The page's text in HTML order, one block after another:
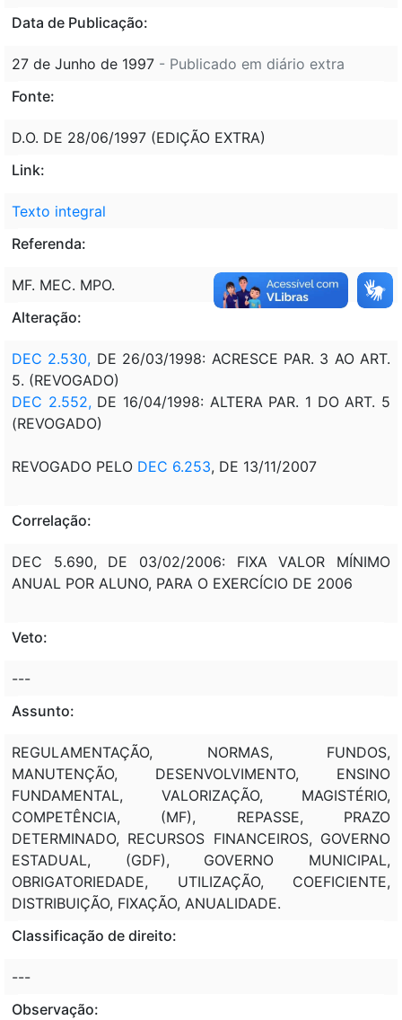
Data de Publicação:
27 de Junho de 1997 - Publicado em diário extra
Fonte:
D.O. DE 28/06/1997 (EDIÇÃO EXTRA)
Link:
Texto integral
Referenda:
MF. MEC. MPO.
Alteração:
DEC 2.530, DE 26/03/1998: ACRESCE PAR. 3 AO ART.
5. (REVOGADO)
DEC 2.552, DE 16/04/1998: ALTERA PAR. 1 DO ART. 5
(REVOGADO)
REVOGADO PELO DEC 6.253, DE 13/11/2007
Correlação:
DEC 5.690, DE 03/02/2006: FIXA VALOR MÍNIMO
ANUAL POR ALUNO, PARA O EXERCÍCIO DE 2006
Veto:
---
Assunto:
REGULAMENTAÇÃO, NORMAS, FUNDOS,
MANUTENÇÃO, DESENVOLVIMENTO, ENSINO
FUNDAMENTAL, VALORIZAÇÃO, MAGISTÉRIO,
COMPETÊNCIA, (MF), REPASSE, PRAZO
DETERMINADO, RECURSOS FINANCEIROS, GOVERNO
ESTADUAL, (GDF), GOVERNO MUNICIPAL,
OBRIGATORIEDADE, UTILIZAÇÃO, COEFICIENTE,
DISTRIBUIÇÃO, FIXAÇÃO, ANUALIDADE.
Classificação de direito:
---
Observação: